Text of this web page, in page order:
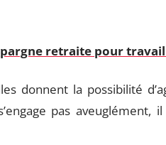
retraite pour
donnent la possibilité
pas